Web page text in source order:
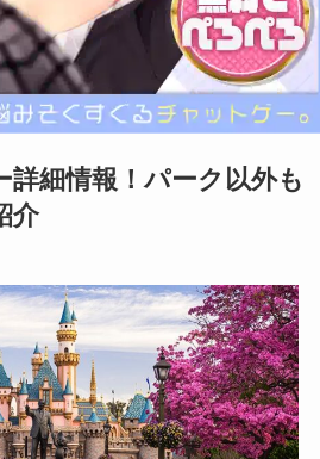
細情報！パーク以外も
介